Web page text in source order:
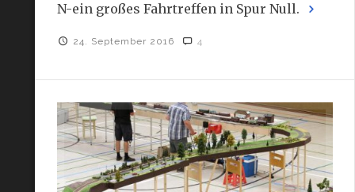
N-ein großes Fahrtreffen in Spur Null.
24. September 2016 4